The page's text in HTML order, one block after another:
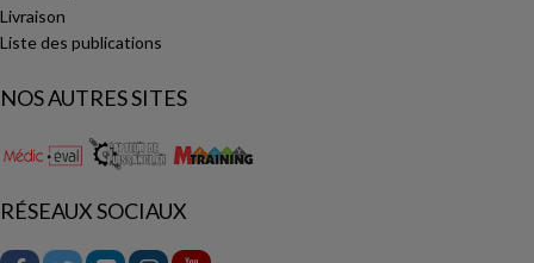
Livraison
Liste des publications
NOS AUTRES SITES
RÉSEAUX SOCIAUX